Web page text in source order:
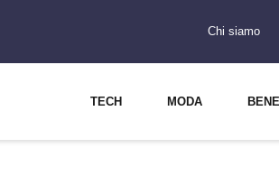
Chi siamo
TECH MODA